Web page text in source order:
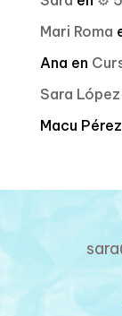
Mari Roma
Ana en
Sara
Macu Pérez